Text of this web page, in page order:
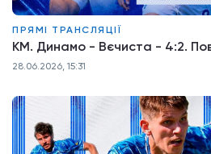
ПРЯМІ ТРАНСЛЯЦІЇ
КМ. Динамо - Вєчиста - 4:2.
28.06.2026, 15:31